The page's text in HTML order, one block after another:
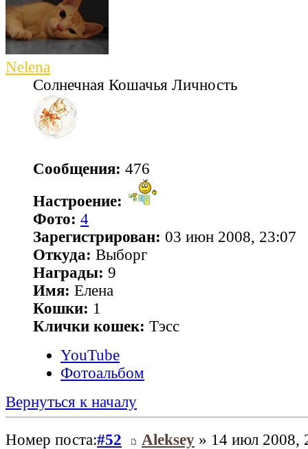
Nelena
Солнечная Кошачья Личность
Сообщения: 476
Настроение:
Фото: 4
Зарегистрирован: 03 июн 2008, 23:07
Откуда: Выборг
Награды: 9
Имя: Елена
Кошки: 1
Клички кошек: Тэсс
YouTube
Фотоальбом
Вернуться к началу
Номер поста:#52 Aleksey » 14 июл 2008,